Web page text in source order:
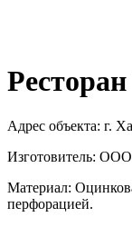
Адрес объекта: г.
Изготовитель:
Материал:
перфорацией.